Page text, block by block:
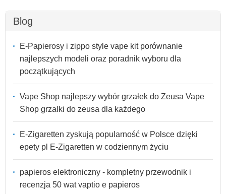
Blog
E-Papierosy i zippo style vape kit porównanie
najlepszych modeli oraz poradnik wyboru dla
początkujących
Vape Shop najlepszy wybór grzałek do Zeusa Vape
Shop grzalki do zeusa dla każdego
E-Zigaretten zyskują popularność w Polsce dzięki
epety pl E-Zigaretten w codziennym życiu
papieros elektroniczny - kompletny przewodnik i
recenzja 50 wat vaptio e papieros